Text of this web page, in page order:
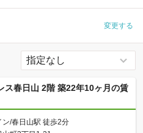
変更する
ス春日山 2階 築22年10ヶ月の賃
/春日山駅 徒歩2分